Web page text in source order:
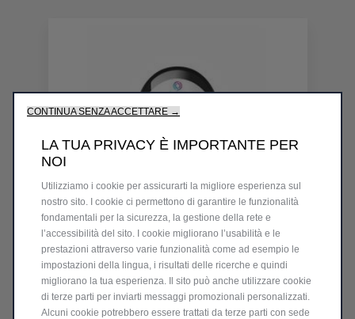
Codice 9867704980
EPROWALLBOX FULL
Prodotto esaurito
CONTINUA SENZA ACCETTARE →
LA TUA PRIVACY È IMPORTANTE PER
NOI
Utilizziamo i cookie per assicurarti la migliore esperienza sul
nostro sito. I cookie ci permettono di garantire le funzionalità
fondamentali per la sicurezza, la gestione della rete e
l’accessibilità del sito. I cookie migliorano l’usabilità e le
prestazioni attraverso varie funzionalità come ad esempio le
impostazioni della lingua, i risultati delle ricerche e quindi
migliorano la tua esperienza. Il sito può anche utilizzare cookie
di terze parti per inviarti messaggi promozionali personalizzati.
Alcuni cookie potrebbero essere trattati da terze parti con sede